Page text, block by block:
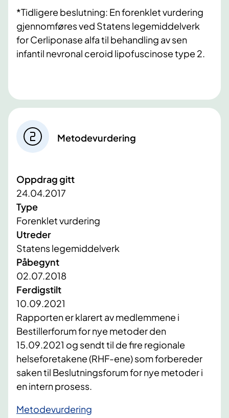
*Tidligere beslutning: En forenklet vurdering
gjennomføres ved Statens legemiddelverk
for Cerliponase alfa til behandling av sen
infantil nevronal ceroid lipofuscinose type 2.
Metodevurdering
Oppdrag gitt
24.04.2017
Type
Forenklet vurdering
Utreder
Statens legemiddelverk
Påbegynt
02.07.2018
Ferdigstilt
10.09.2021
Rapporten er klarert av medlemmene i
Bestillerforum for nye metoder den
15.09.2021 og sendt til de fire regionale
helseforetakene (RHF-ene) som forbereder
saken til Beslutningsforum for nye metoder i
en intern prosess.​
Metodevurdering